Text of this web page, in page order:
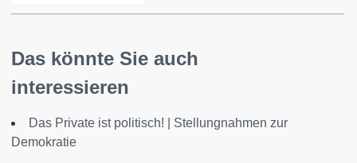
Das könnte Sie auch
interessieren
Das Private ist politisch! | Stellungnahmen zur
Demokratie